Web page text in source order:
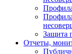
Защита
Отчеты,